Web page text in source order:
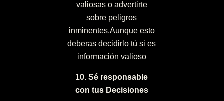
valiosas o advertirte
sobre peligros
inminentes.Aunque esto
deberas decidirlo tú si es
información valioso
10. Sé responsable
con tus Decisiones